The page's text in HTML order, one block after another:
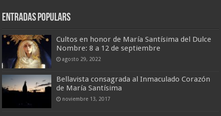
Entradas populars
Cultos en honor de María Santísima del Dulce
Nombre: 8 a 12 de septiembre
agosto 29, 2022
Bellavista consagrada al Inmaculado Corazón
de María Santísima
noviembre 13, 2017